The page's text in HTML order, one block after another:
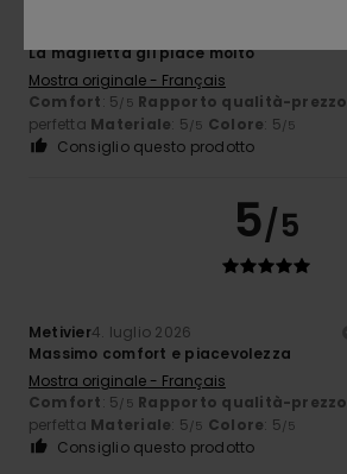
La maglietta gli piace molto
Mostra originale - Français
Comfort: 5 /5 Rapporto qualità-prezzo
perfetta Materiale: 5 /5 Colore: 5 /5
Consiglio questo prodotto
5/5
Metivier4. luglio 2026
Massimo comfort e piacevolezza
Mostra originale - Français
Comfort: 5 /5 Rapporto qualità-prezzo
perfetta Materiale: 5 /5 Colore: 5 /5
Consiglio questo prodotto